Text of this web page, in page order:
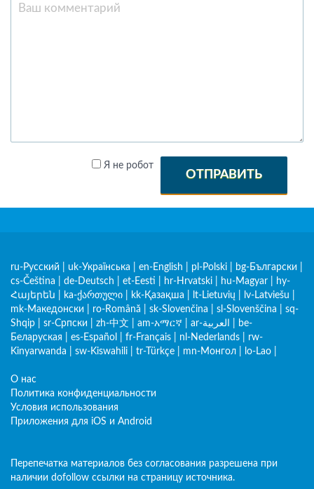
Я не робот
ОТПРАВИТЬ
ru-Русский uk-Українська en-English pl-Polski bg-Български
cs-Čeština
de-Deutsch et-Eesti hr-Hrvatski hu-Magyar
hy-
Հայերեն
ka-ქართული kk-Қазақша lt-Lietuvių lv-Latviešu
mk-Македонски
ro-Română sk-Slovenčina sl-Slovenščina
sq-
Shqip
sr-Српски zh-中文 am-አማርኛ ar-العربية
be-
Беларуская
es-Español fr-Français nl-Nederlands
rw-
Kinyarwanda
sw-Kiswahili tr-Türkçe mn-Монгол lo-Lao
О нас
Политика конфиденциальности
Условия использования
Приложения для iOS и Android
Перепечатка материалов без согласования разрешена при
наличии dofollow ссылки на страницу источника.